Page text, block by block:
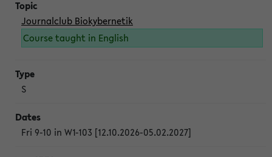
Journalclub Biokybernetik
Course taught in English
S
Fri 9-10 in W1-103 [12.10.2026-05.02.2027]